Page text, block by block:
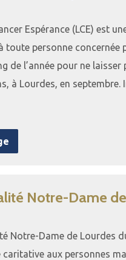
Espérance (LCE) est
toute personne
de l’année pour ne
à Lourdes, en
Notre-Dame
Notre-Dame de Lourdes
caritative aux personnes